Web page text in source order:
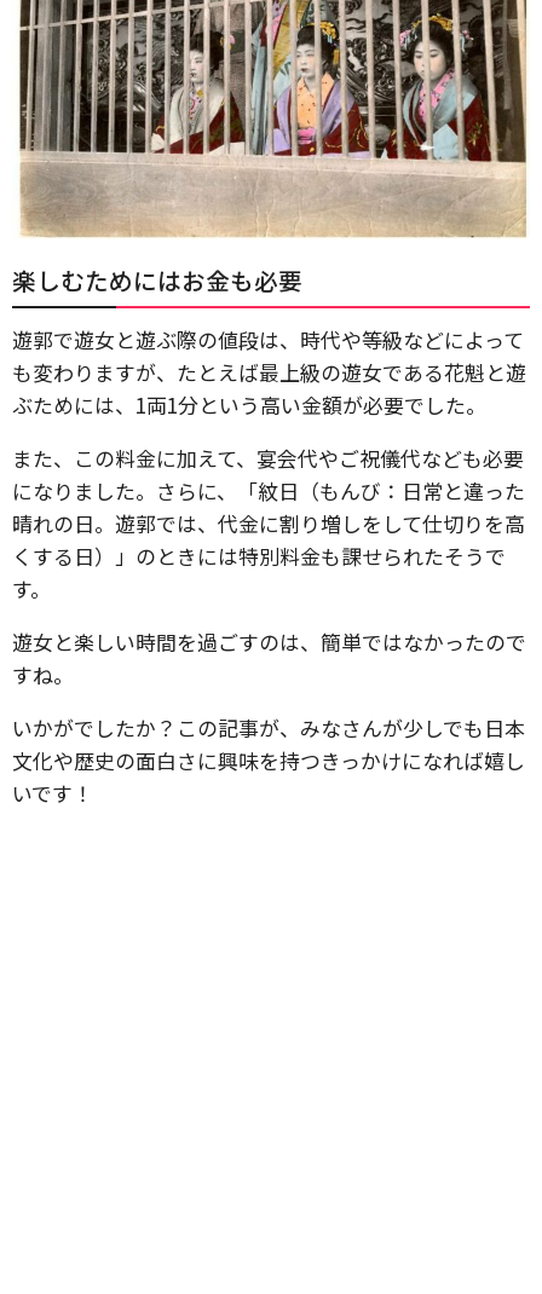
楽しむためにはお金も必要
遊郭で遊女と遊ぶ際の値段は、時代や等級などによって
も変わりますが、たとえば最上級の遊女である花魁と遊
ぶためには、1両1分という高い金額が必要でした。
また、この料金に加えて、宴会代やご祝儀代なども必要
になりました。さらに、「紋日（もんび：日常と違った
晴れの日。遊郭では、代金に割り増しをして仕切りを高
くする日）」のときには特別料金も課せられたそうで
す。
遊女と楽しい時間を過ごすのは、簡単ではなかったので
すね。
いかがでしたか？この記事が、みなさんが少しでも日本
文化や歴史の面白さに興味を持つきっかけになれば嬉し
いです！